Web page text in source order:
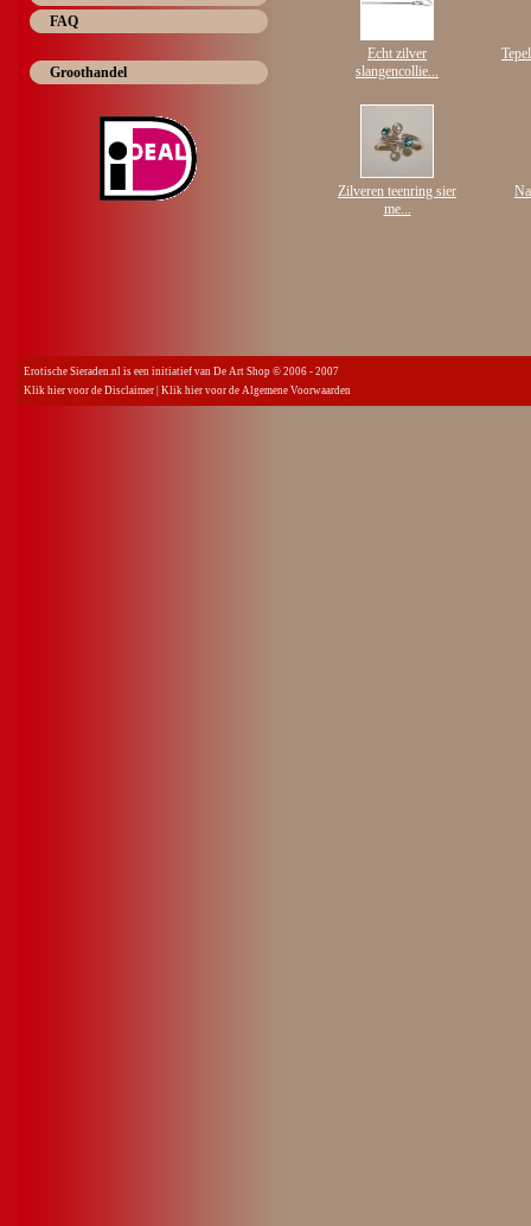
FAQ
Groothandel
Echt zilver
slangencollie...
Zilveren teenring sier
me...
Erotische Sieraden.nl is een initiatief van De Art Shop © 2006 - 2007
Klik hier voor de Disclaimer Klik hier voor de Algemene Voorwaarden